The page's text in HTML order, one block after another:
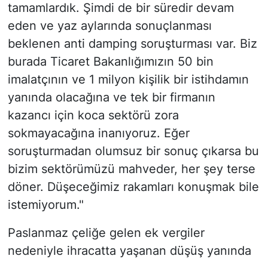
tamamlardık. Şimdi de bir süredir devam
eden ve yaz aylarında sonuçlanması
beklenen anti damping soruşturması var. Biz
burada Ticaret Bakanlığımızın 50 bin
imalatçının ve 1 milyon kişilik bir istihdamın
yanında olacağına ve tek bir firmanın
kazancı için koca sektörü zora
sokmayacağına inanıyoruz. Eğer
soruşturmadan olumsuz bir sonuç çıkarsa bu
bizim sektörümüzü mahveder, her şey terse
döner. Düşeceğimiz rakamları konuşmak bile
istemiyorum."
Paslanmaz çeliğe gelen ek vergiler
nedeniyle ihracatta yaşanan düşüş yanında